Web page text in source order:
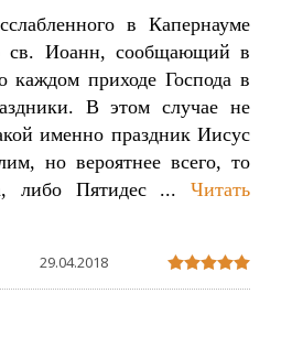
в Капернауме
св. Иоанн, сообщающий в
каждом приходе Господа в
В этом случае не
именно праздник Иисус
но вероятнее всего, то
либо Пятидес ...Читать
29.04.2018